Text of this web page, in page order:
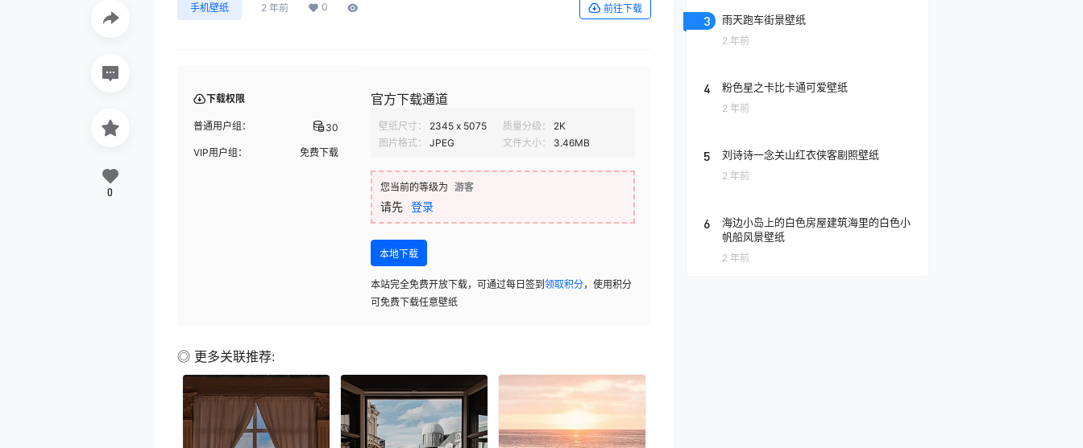
手机壁纸 2 年前 0 前往下载
下载权限
普通用户组： 30
VIP用户组： 免费下载
官方下载通道
壁纸尺寸： 2345 x 5075 质量分级：
2K
图片格式：
JPEG 文件大小： 3.46MB
您当前的等级为 游客
请先 登录
本地下载
本站完全免费开放下载，可通过每日签到 领取积分，使用积分
可免费下载任意壁纸
◎ 更多关联推荐:
0
3 雨天跑车街景壁纸
2 年前
4 粉色星之卡比卡通可爱壁纸
2 年前
5 刘诗诗一念关山红衣侠客剧照壁纸
2 年前
6
海边小岛上的白色房屋建筑海里的白色小
帆船风景壁纸
2 年前